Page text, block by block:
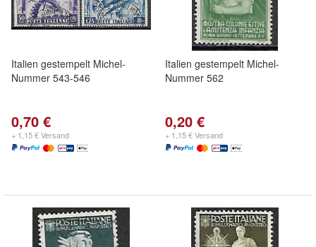
Italien gestempelt Michel-
Nummer 543-546
0,70 €
+ 1,15 € Versand
Italien gestempelt Michel-
Nummer 562
0,20 €
+ 1,15 € Versand